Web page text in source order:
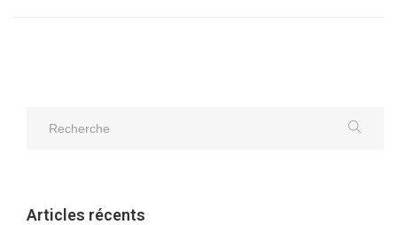
Articles récents